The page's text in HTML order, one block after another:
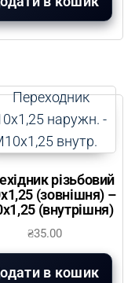
різьбовий
(зовнішня) –
(внутрішня)
₴35.00
в кошик